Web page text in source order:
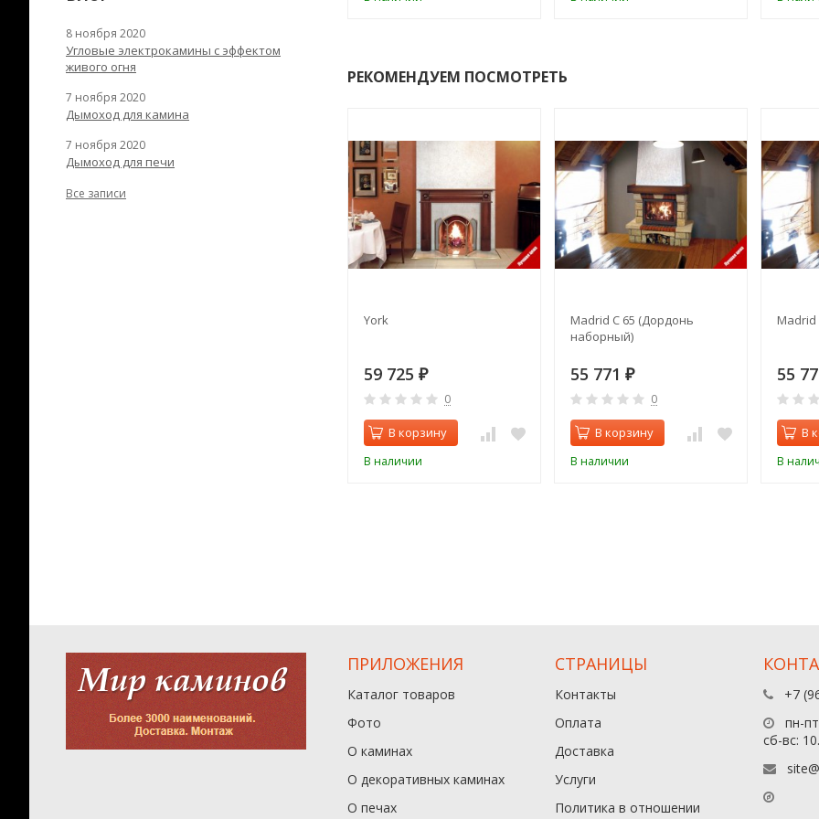
РЕКОМЕНДУЕМ ПОСМОТРЕТЬ
York
59 725 ₽
0
В корзину
В наличии
Madrid C 65 (Дордонь
наборный)
55 771 ₽
0
В корзину
В наличии
Madrid
55
В
В
8 ноября 2020
Угловые электрокамины с эффектом
живого огня
7 ноября 2020
Дымоход для камина
7 ноября 2020
Дымоход для печи
Все записи
ПРИЛОЖЕНИЯ
Каталог товаров
Фото
О каминах
О декоративных каминах
О печах
СТРАНИЦЫ
Контакты
Оплата
Доставка
Услуги
Политика в отношении
+7
пн-
сб-вс: